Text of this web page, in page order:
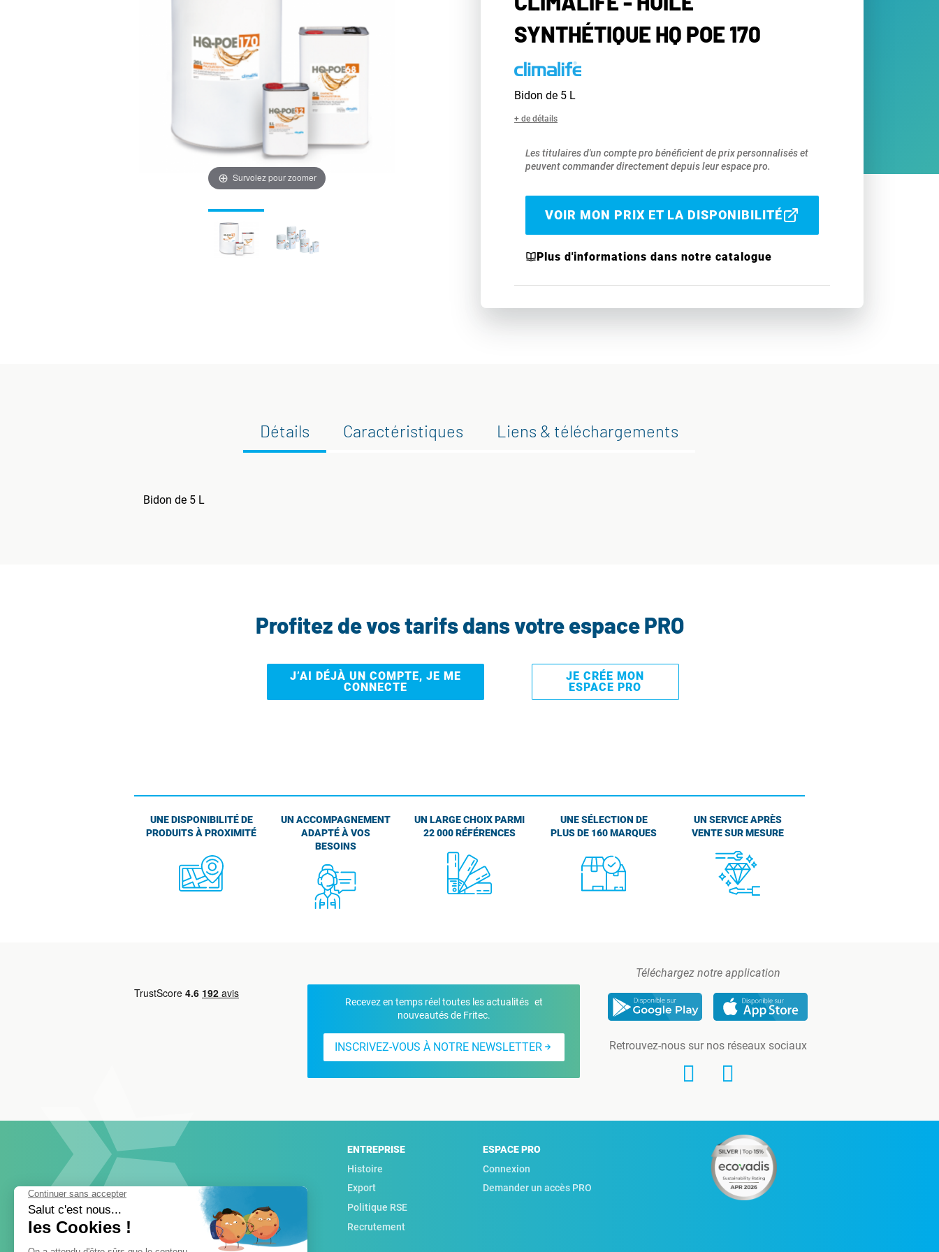
Survolez pour zoomer
SYNTHÉTIQUE HQ POE 170
Bidon de 5 L
+ de détails
Les titulaires d'un compte pro bénéficient de prix personnalisés et
peuvent commander directement depuis leur espace pro.
VOIR MON PRIX ET LA DISPONIBILITÉ
Plus d'informations dans notre catalogue
Détails Caractéristiques Liens & téléchargements
Bidon de 5 L
Profitez de vos tarifs dans votre espace PRO
J’AI DÉJÀ UN COMPTE, JE ME
CONNECTE
JE CRÉE MON
ESPACE PRO
UNE DISPONIBILITÉ DE
PRODUITS À PROXIMITÉ
UN ACCOMPAGNEMENT
ADAPTÉ À VOS
BESOINS
UN LARGE CHOIX PARMI
22 000 RÉFÉRENCES
UNE SÉLECTION DE
PLUS DE 160 MARQUES
UN SERVICE APRÈS
VENTE SUR MESURE
Recevez en temps réel toutes les actualités et
nouveautés de Fritec.
INSCRIVEZ-VOUS À NOTRE NEWSLETTER
Téléchargez notre application
Retrouvez-nous sur nos réseaux sociaux
ENTREPRISE
Histoire
Export
Politique RSE
Recrutement
ESPACE PRO
Connexion
Demander un accès PRO